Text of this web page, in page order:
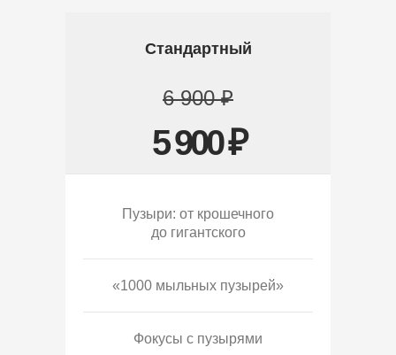
Стандартный
6 900 ₽
5 900 ₽
Пузыри: от крошечного
до гигантского
«1000 мыльных пузырей»
Фокусы с пузырями